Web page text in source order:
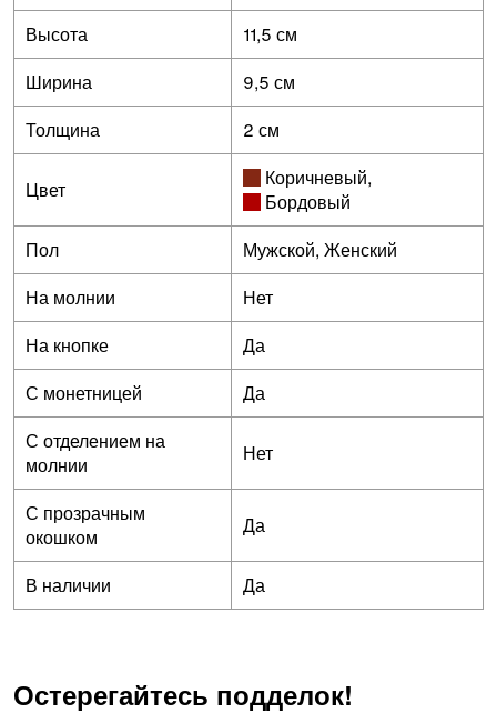
Высота
11,5 см
Ширина
9,5 см
Толщина
2 см
Цвет Коричневый,
Бордовый
Пол
Мужской, Женский
На молнии
Нет
На кнопке
Да
С монетницей
Да
С отделением на
молнии
Нет
С прозрачным
окошком
Да
В наличии Да
Остерегайтесь подделок!